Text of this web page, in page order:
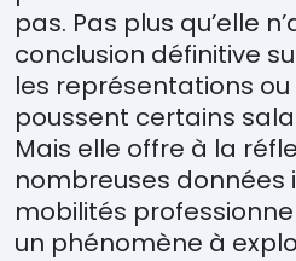
pas. Pas plus qu’elle n’
conclusion définitive
les représentations
poussent certains
Mais elle offre à la ré
nombreuses données
mobilités
un phénomène à